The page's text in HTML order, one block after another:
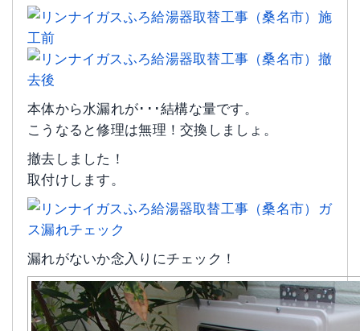
本体から水漏れが･･･結構な量です。
こうなると修理は無理！交換しましょ。
撤去しました！
取付けします。
漏れがないか念入りにチェック！